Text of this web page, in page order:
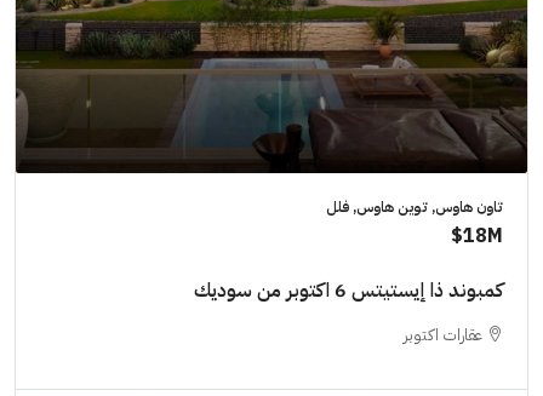
تاون هاوس, توين هاوس, فلل
18M$
كمبوند ذا إيستيتس 6 اكتوبر من سوديك
عقارات اكتوبر